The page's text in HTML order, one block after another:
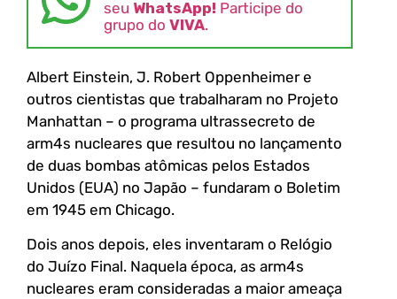
seu WhatsApp! Participe do
grupo do VIVA.
Albert Einstein, J. Robert Oppenheimer e
outros cientistas que trabalharam no Projeto
Manhattan – o programa ultrassecreto de
arm4s nucleares que resultou no lançamento
de duas bombas atômicas pelos Estados
Unidos (EUA) no Japão – fundaram o Boletim
em 1945 em Chicago.
Dois anos depois, eles inventaram o Relógio
do Juízo Final. Naquela época, as arm4s
nucleares eram consideradas a maior ameaça